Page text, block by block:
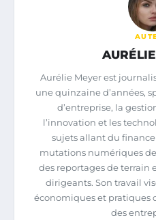
Aurélie Meyer est
une quinzaine d’années,
d’entreprise, la
l’innovation et les
sujets allant du
mutations numériques
des reportages de terrain
dirigeants. Son travail
économiques et pratiques
des